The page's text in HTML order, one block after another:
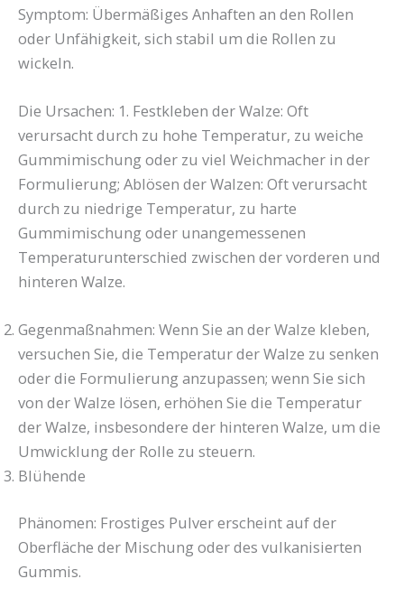
Symptom: Übermäßiges Anhaften an den Rollen
oder Unfähigkeit, sich stabil um die Rollen zu
wickeln.
Die Ursachen: 1. Festkleben der Walze: Oft
verursacht durch zu hohe Temperatur, zu weiche
Gummimischung oder zu viel Weichmacher in der
Formulierung; Ablösen der Walzen: Oft verursacht
durch zu niedrige Temperatur, zu harte
Gummimischung oder unangemessenen
Temperaturunterschied zwischen der vorderen und
hinteren Walze.
Gegenmaßnahmen: Wenn Sie an der Walze kleben,
versuchen Sie, die Temperatur der Walze zu senken
oder die Formulierung anzupassen; wenn Sie sich
von der Walze lösen, erhöhen Sie die Temperatur
der Walze, insbesondere der hinteren Walze, um die
Umwicklung der Rolle zu steuern.
Blühende
Phänomen: Frostiges Pulver erscheint auf der
Oberfläche der Mischung oder des vulkanisierten
Gummis.